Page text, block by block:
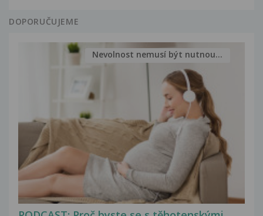
DOPORUČUJEME
Nevolnost nemusí být nutnou...